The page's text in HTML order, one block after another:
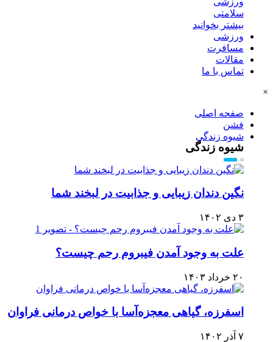
سلامتی
بیشتر بخوانید
ورزشی
مسافرت
مقالات
تماس با ما
×
صفحه اصلی
فشن
شیوه زندگی
شیوه زندگی
نگین دندان زیبایی و جذابیت در لبخند شما
۳ دی ۱۴۰۲
علت به وجود آمدن فیبروم رحم چیست؟
۲۰ خرداد ۱۴۰۳
اسفرزه، گیاهی معجزه‌آسا با خواص درمانی فراوان
۷ آذر ۱۴۰۲